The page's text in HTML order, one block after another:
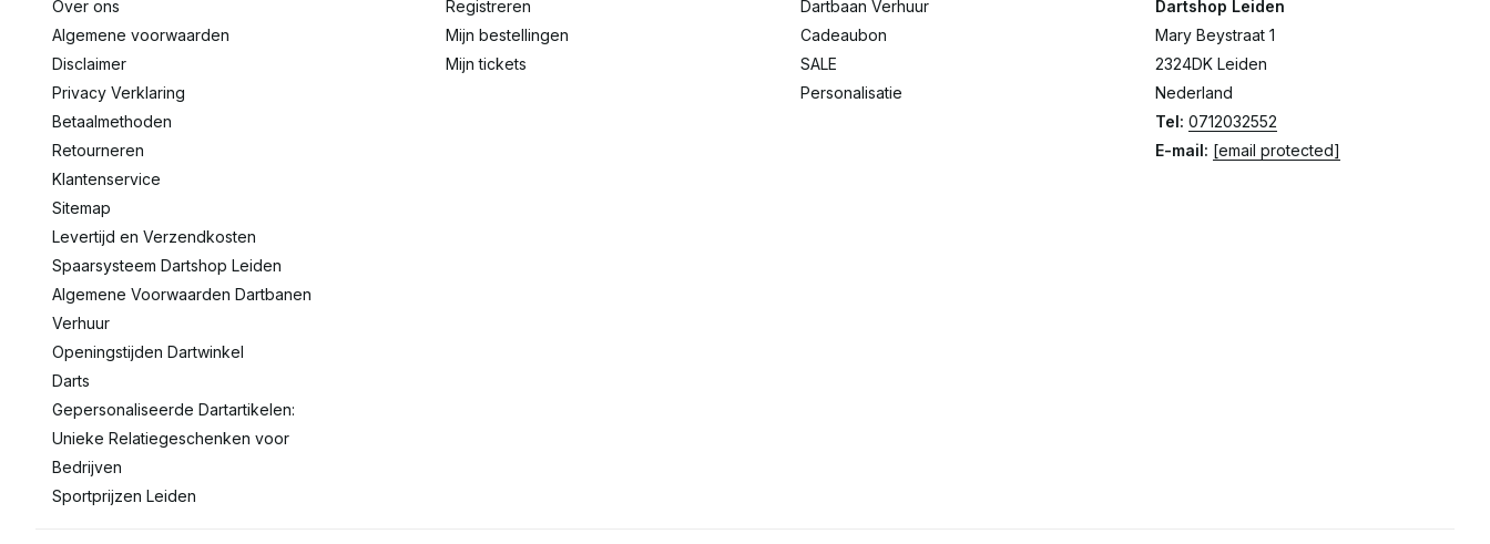
Over ons
Algemene voorwaarden
Disclaimer
Privacy Verklaring
Betaalmethoden
Retourneren
Klantenservice
Sitemap
Levertijd en Verzendkosten
Spaarsysteem Dartshop Leiden
Algemene Voorwaarden Dartbanen
Verhuur
Openingstijden Dartwinkel
Darts
Gepersonaliseerde Dartartikelen:
Unieke Relatiegeschenken voor
Bedrijven
Sportprijzen Leiden
Registreren
Mijn bestellingen
Mijn tickets
Dartbaan Verhuur
Cadeaubon
SALE
Personalisatie
Dartshop Leiden
Mary Beystraat 1
2324DK Leiden
Nederland
Tel: 0712032552
E-mail: [email protected]